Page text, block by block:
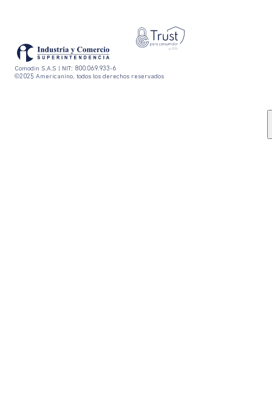
Comodin S.A.S | NIT: 800.069.933-6
©2025 Americanino, todos los derechos reservados